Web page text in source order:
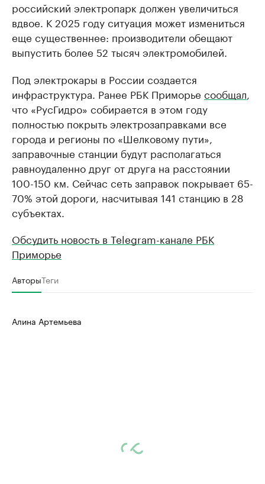
российский электропарк должен увеличиться
вдвое. К 2025 году ситуация может измениться
еще существеннее: производители обещают
выпустить более 52 тысяч электромобилей.
Под электрокары в России создается
инфраструктура. Ранее РБК Приморье сообщал
что «РусГидро» собирается в этом году
полностью покрыть электрозаправками все
города и регионы по «Шелковому пути»,
заправочные станции будут располагаться
равноудаленно друг от друга на расстоянии
100-150 км. Сейчас сеть заправок покрывает 65-
70% этой дороги, насчитывая 141 станцию в 28
субъектах.
Обсудить новость в Telegram-канале РБК
Приморье
АвторыТеги
Алина Артемьева